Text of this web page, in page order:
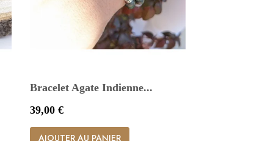
Bracelet Agate Indienne...
Prix
39,00 €
AJOUTER AU PANIER